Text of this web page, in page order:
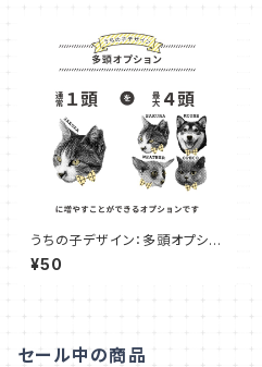
うちの子デザイン：多頭オプショ
ン OP008
¥50
セール中の商品